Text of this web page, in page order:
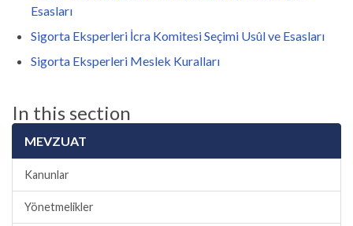
Esasları
Sigorta Eksperleri İcra Komitesi Seçimi Usûl ve Esasları
Sigorta Eksperleri Meslek Kuralları
In this section
MEVZUAT
Kanunlar
Yönetmelikler